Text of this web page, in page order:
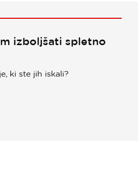
izboljšati spletno
ki ste jih iskali?